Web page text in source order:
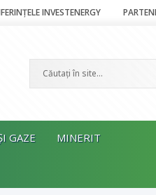
INVESTENERGY
GAZE MINERIT